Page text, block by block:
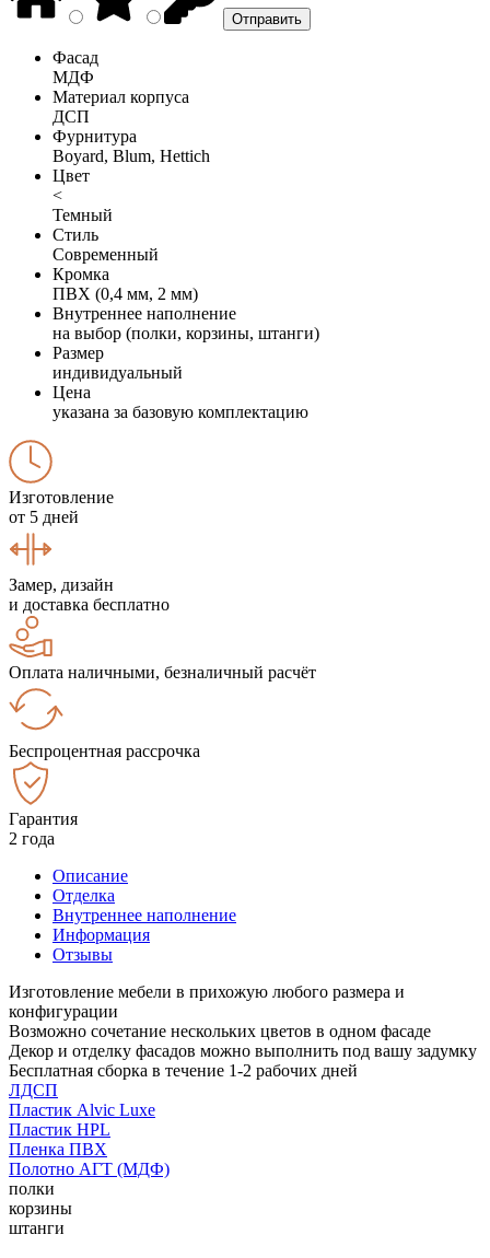
Фасад
МДФ
Материал корпуса
ДСП
Фурнитура
Boyard, Blum, Hettich
Цвет
<
Темный
Стиль
Современный
Кромка
ПВХ (0,4 мм, 2 мм)
Внутреннее наполнение
на выбор (полки, корзины, штанги)
Размер
индивидуальный
Цена
указана за базовую комплектацию
Изготовление
от 5 дней
Замер, дизайн
и доставка бесплатно
Оплата наличными, безналичный расчёт
Беспроцентная рассрочка
Гарантия
2 года
Описание
Отделка
Внутреннее наполнение
Информация
Отзывы
Изготовление мебели в прихожую любого размера и
конфигурации
Возможно сочетание нескольких цветов в одном фасаде
Декор и отделку фасадов можно выполнить под вашу задумку
Бесплатная сборка в течение 1-2 рабочих дней
ЛДСП
Пластик Alvic Luxe
Пластик HPL
Пленка ПВХ
Полотно АГТ (МДФ)
полки
корзины
штанги